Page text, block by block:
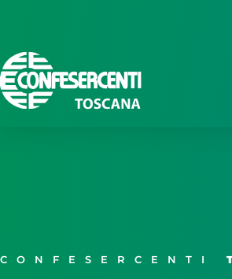
CONFESERCENTI